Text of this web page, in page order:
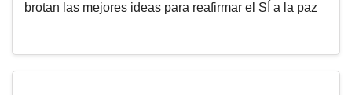
brotan las mejores ideas para reafirmar el SÍ a la paz